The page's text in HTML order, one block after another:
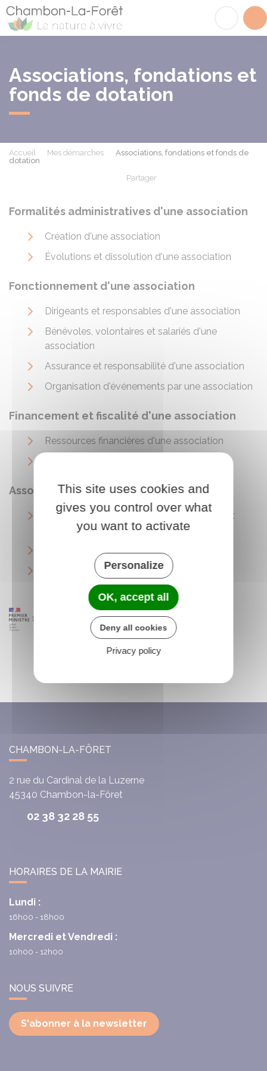
Associations, fondations et
fonds de dotation
Accueil Mes démarches
Associations, fondations et fonds de
dotation
Partager
Formalités administratives d'une association
Création d'une association
Évolutions et dissolution d'une association
Fonctionnement d'une association
Dirigeants et responsables d'une association
Bénévoles, volontaires et salariés d'une
association
Assurance et responsabilité d'une association
Organisation d'événements par une association
Financement et fiscalité d'une association
Ressources financières d'une association
Associations spécifiques et fondations
Associations reconnues d'utilité publique et
fondations
Associations sous régime légal spécial
Associations reconnues représentatives
CHAMBON-LA-FÔRET
2 rue du Cardinal de la Luzerne
45340 Chambon-la-Fôret
02 38 32 28 55
HORAIRES DE LA MAIRIE
Lundi :
16h00 - 18h00
Mercredi et Vendredi :
10h00 - 12h00
NOUS SUIVRE
S'abonner à la newsletter
This site uses cookies and
gives you control over what
you want to activate
Personalize
OK, accept all
Deny all cookies
Privacy policy